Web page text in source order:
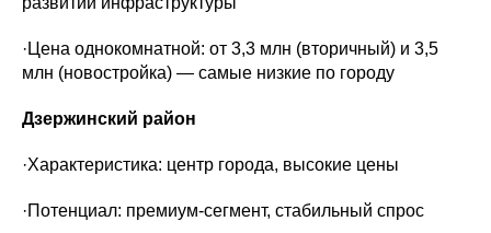
·Цена однокомнатной: от 3,3 млн (вторичный) и 3,5
млн (новостройка) — самые низкие по городу
Дзержинский район
·Характеристика: центр города, высокие цены
·Потенциал: премиум-сегмент, стабильный спрос